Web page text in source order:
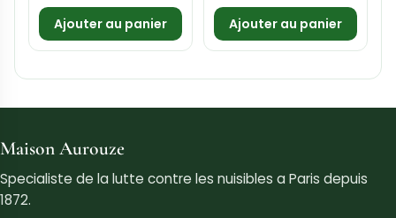
Ajouter au panier Ajouter au panier
Maison Aurouze
Specialiste de la lutte contre les nuisibles a Paris depuis
1872.